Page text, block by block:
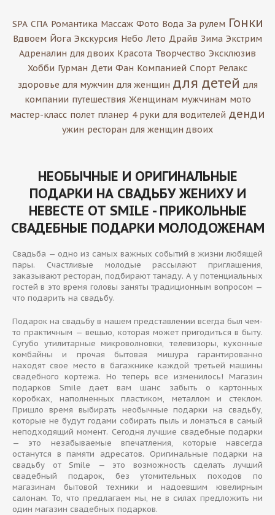
SPA СПА Романтика Массаж Фото Вода За рулем Гонки
Вдвоем Йога Экскурсия Небо Лето Драйв Зима Экстрим
Адреналин для двоих Красота Творчество Эксклюзив
Хобби Гурман Дети Фан Компанией Спорт Релакс
здоровье для мужчин для женщин для детей для
компании путешествия Женщинам мужчинам мото
мастер-класс полет планер 4 руки для водителей денди
ужин ресторан для женщин двоих
НЕОБЫЧНЫЕ И ОРИГИНАЛЬНЫЕ
ПОДАРКИ НА СВАДЬБУ ЖЕНИХУ И
НЕВЕСТЕ ОТ SMILE - ПРИКОЛЬНЫЕ
СВАДЕБНЫЕ ПОДАРКИ МОЛОДОЖЕНАМ
Свадьба — одно из самых важных событий в жизни любящей
пары. Счастливые молодые рассылают приглашения,
заказывают ресторан, подбирают тамаду. А у потенциальных
гостей в это время головы заняты традиционным вопросом —
что подарить на свадьбу.
Подарок на свадьбу в нашем представлении всегда был чем-
то практичным — вещью, которая может пригодиться в быту.
Сугубо утилитарные микроволновки, телевизоры, кухонные
комбайны и прочая бытовая мишура гарантированно
находят свое место в багажнике каждой третьей машины
свадебного кортежа. Но теперь все изменилось! Магазин
подарков Smile дает вам шанс забыть о картонных
коробках, наполненных пластиком, металлом и стеклом.
Пришло время выбирать необычные подарки на свадьбу,
которые не будут годами собирать пыль и ломаться в самый
неподходящий момент. Сегодня лучшие свадебные подарки
— это незабываемые впечатления, которые навсегда
останутся в памяти адресатов. Оригинальные подарки на
свадьбу от Smile — это возможность сделать лучший
свадебный подарок, без утомительных походов по
магазинам бытовой техники и надоевшим ювелирным
салонам. То, что предлагаем мы, не в силах предложить ни
один магазин свадебных подарков.